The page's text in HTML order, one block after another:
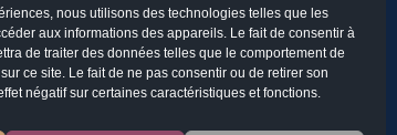
nous utilisons des technologies telles que les
aux informations des appareils. Le fait de consentir à
de traiter des données telles que le comportement de
ce site. Le fait de ne pas consentir ou de retirer son
négatif sur certaines caractéristiques et fonctions.